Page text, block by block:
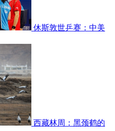
休斯敦世乒赛：中美
西藏林周：黑颈鹤的